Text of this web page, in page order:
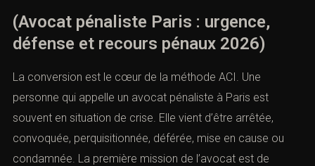
(Avocat pénaliste Paris : urgence,
défense et recours pénaux 2026)
La conversion est le cœur de la méthode ACI. Une
personne qui appelle un avocat pénaliste à Paris est
souvent en situation de crise. Elle vient d’être arrêtée,
convoquée, perquisitionnée, déférée, mise en cause ou
condamnée. La première mission de l’avocat est de